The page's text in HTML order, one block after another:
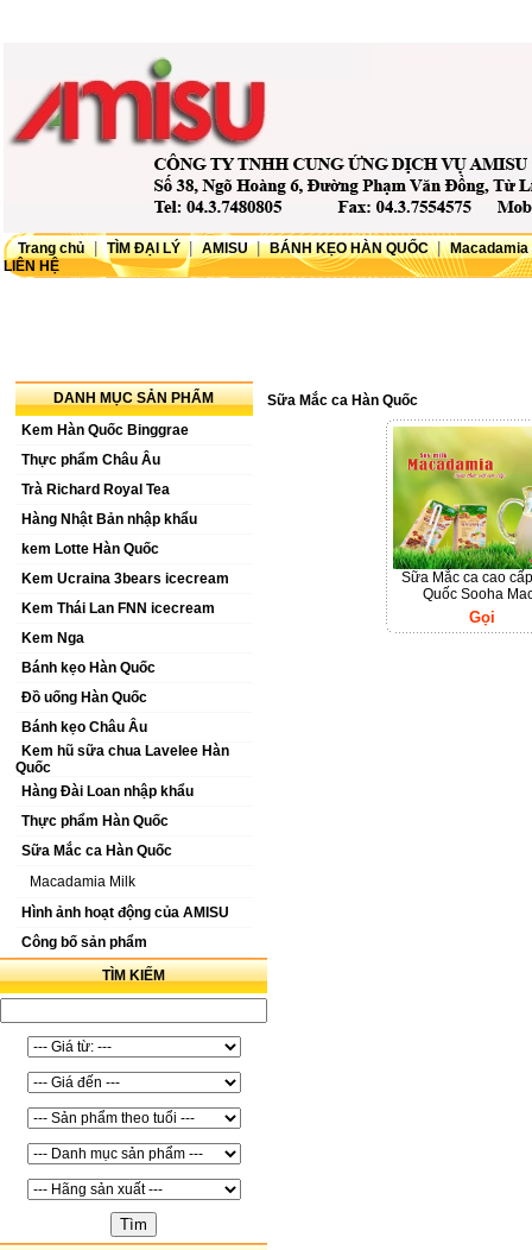
Trang chủ | TÌM ĐẠI LÝ | AMISU | BÁNH KẸO HÀN QUỐC |
LIÊN HỆ
DANH MỤC SẢN PHẨM
Kem Hàn Quốc Binggrae
Thực phẩm Châu Âu
Trà Richard Royal Tea
Hàng Nhật Bản nhập khẩu
kem Lotte Hàn Quốc
Kem Ucraina 3bears icecream
Kem Thái Lan FNN icecream
Kem Nga
Bánh kẹo Hàn Quốc
Đồ uống Hàn Quốc
Bánh kẹo Châu Âu
Kem hũ sữa chua Lavelee Hàn
Quốc
Hàng Đài Loan nhập khẩu
Thực phẩm Hàn Quốc
Sữa Mắc ca Hàn Quốc
Macadamia Milk
Hình ảnh hoạt động của AMISU
Công bố sản phẩm
TÌM KIẾM
Sữa Mắc ca Hàn Quốc
Sữa Mắc ca cao
Quốc Sooha
Gọi